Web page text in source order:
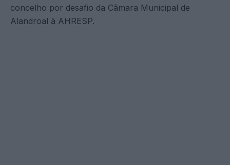
concelho por desafio da Câmara Municipal de
Alandroal à AHRESP.